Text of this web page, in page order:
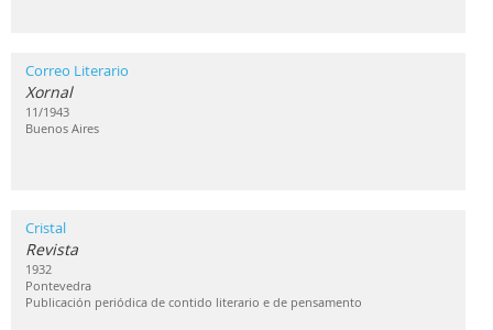
Correo Literario
Xornal
11/1943
Buenos Aires
Cristal
Revista
1932
Pontevedra
Publicación periódica de contido literario e de pensamento